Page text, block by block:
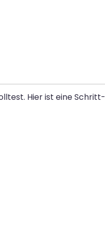
Hier ist eine Schritt-